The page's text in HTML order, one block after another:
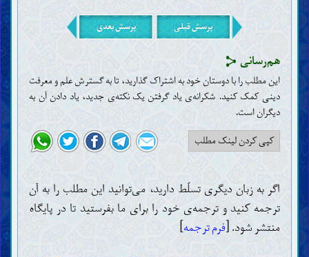
پرسش قبلی پرسش بعدی
هم‌رسانی
این مطلب را با دوستان خود به اشتراک گذارید، تا به گسترش علم و معرفت
دینی کمک کنید. شکرانه‌ی یاد گرفتن یک نکته‌ی جدید، یاد دادن آن به
دیگران است‌.
کپی کردن لینک مطلب
اگر به زبان دیگری تسلّط دارید، می‌توانید این مطلب را به آن
ترجمه کنید و ترجمه‌ی خود را برای ما بفرستید تا در پایگاه
منتشر شود. [فرم ترجمه]
مقدّمات
عقل
علم